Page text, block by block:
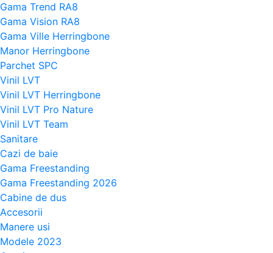
Gama Trend RA8
Gama Vision RA8
Gama Ville Herringbone
Manor Herringbone
Parchet SPC
Vinil LVT
Vinil LVT Herringbone
Vinil LVT Pro Nature
Vinil LVT Team
Sanitare
Cazi de baie
Gama Freestanding
Gama Freestanding 2026
Cabine de dus
Accesorii
Manere usi
Modele 2023